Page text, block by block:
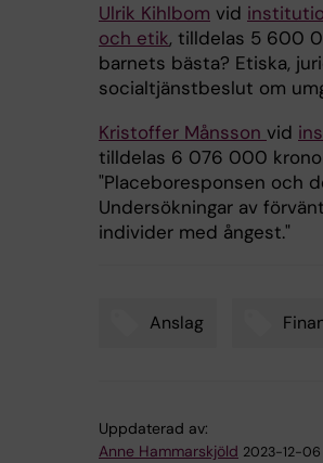
Ulrik Kihlbom vid
och etik, tilldelas 5 600
barnets bästa? Etiska,
socialtjänstbeslut om
Kristoffer Månsson vid
tilldelas 6 076 000
"Placeboresponsen och
Undersökningar av
individer med ångest."
Anslag
Uppdaterad av:
Anne Hammarskjöld 2023-12-06